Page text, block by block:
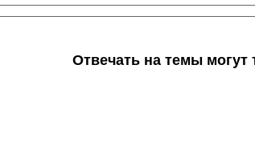
Отвечать на темы могут